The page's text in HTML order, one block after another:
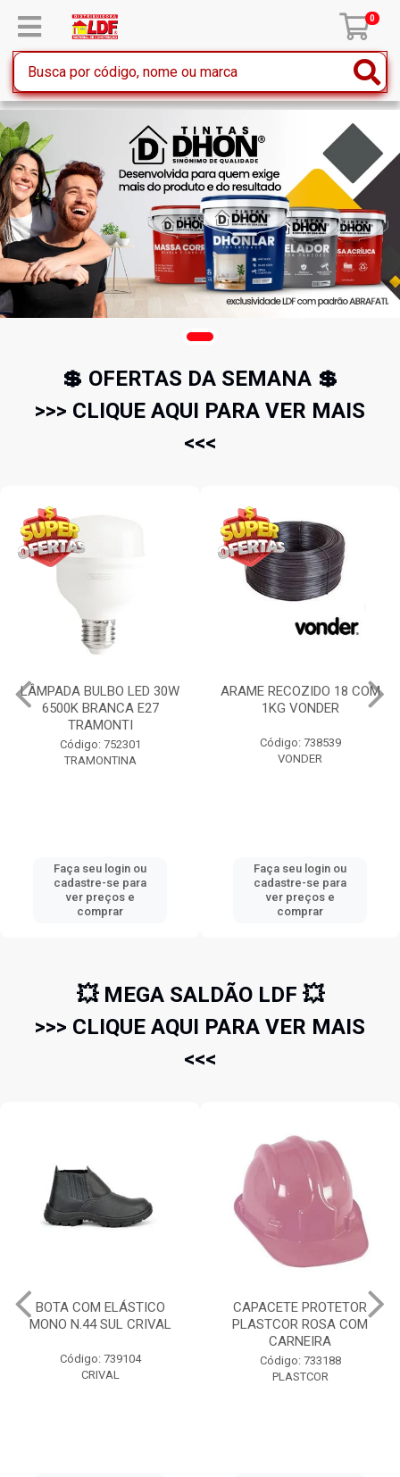
0
💲 OFERTAS DA SEMANA 💲
>>> CLIQUE AQUI PARA VER MAIS
<<<
LÂMPADA BULBO LED 30W
6500K BRANCA E27
TRAMONTI
Código: 752301
TRAMONTINA
Faça seu login ou
cadastre-se para
ver preços e
comprar
ARAME RECOZIDO 18 COM
1KG VONDER
Código: 738539
VONDER
Faça seu login ou
cadastre-se para
ver preços e
comprar
💥 MEGA SALDÃO LDF 💥
>>> CLIQUE AQUI PARA VER MAIS
<<<
BOTA COM ELÁSTICO
MONO N.44 SUL CRIVAL
Código: 739104
CRIVAL
CAPACETE PROTETOR
PLASTCOR ROSA COM
CARNEIRA
Código: 733188
PLASTCOR